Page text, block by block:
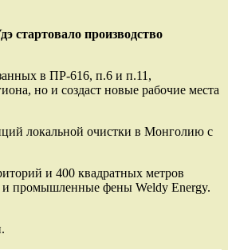
стартовало производство
в ПР-616, п.6 и п.11,
но и создаст новые рабочие места
локальной очистки в Монголию с
и 400 квадратных метров
и промышленные фены Weldy Energy.